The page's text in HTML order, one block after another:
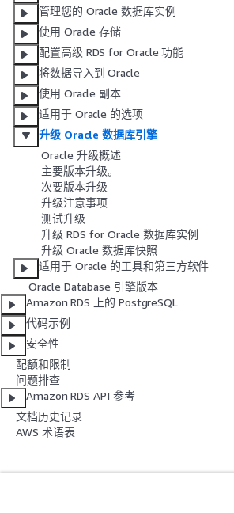
管理您的 Oracle 数据库实例
使用 Oracle 存储
配置高级 RDS for Oracle 功能
将数据导入到 Oracle
使用 Oracle 副本
适用于 Oracle 的选项
升级 Oracle 数据库引擎
Oracle 升级概述
主要版本升级。
次要版本升级
升级注意事项
测试升级
升级 RDS for Oracle 数据库实例
升级 Oracle 数据库快照
适用于 Oracle 的工具和第三方软件
Oracle Database 引擎版本
Amazon RDS 上的 PostgreSQL
代码示例
安全性
配额和限制
问题排查
Amazon RDS API 参考
文档历史记录
AWS 术语表